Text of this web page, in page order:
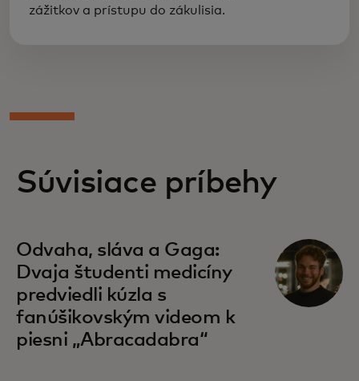
zážitkov a prístupu do zákulisia.
Súvisiace príbehy
Odvaha, sláva a Gaga:
Dvaja študenti medicíny
predviedli kúzla s
fanúšikovským videom k
piesni „Abracadabra“